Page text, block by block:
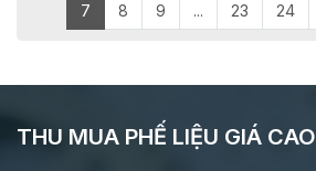
7 8 9 ... 23 24
THU MUA PHẾ LIỆU GIÁ CAO